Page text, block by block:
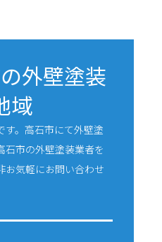
外壁塗装
域
す。高石市にて外壁塗
石市の外壁塗装業者を
お気軽にお問い合わせ